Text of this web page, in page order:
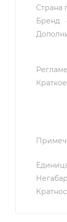
Страна
Бренд